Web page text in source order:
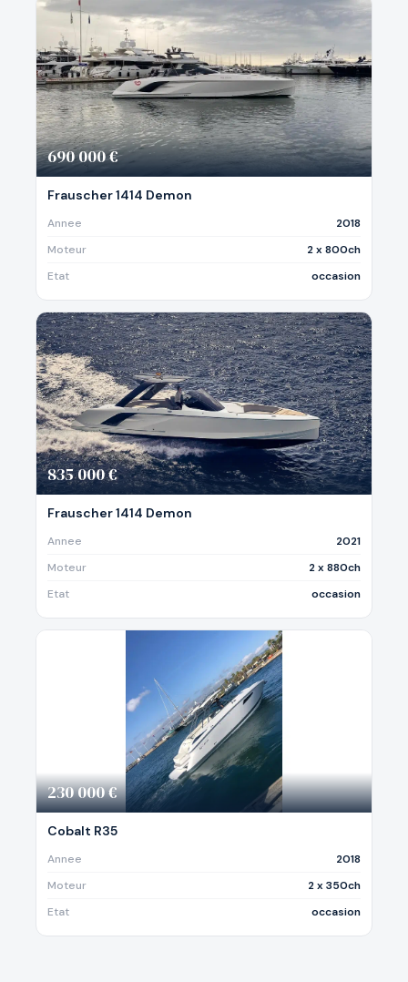
690 000 €
Frauscher 1414 Demon
Annee
2018
Moteur
2 x 800ch
Etat
occasion
835 000 €
Frauscher 1414 Demon
Annee
2021
Moteur
2 x 880ch
Etat
occasion
230 000 €
Cobalt R35
Annee
2018
Moteur
2 x 350ch
Etat
occasion